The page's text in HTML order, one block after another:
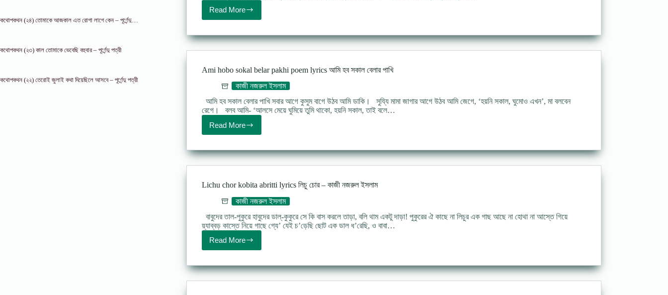
Read More
Manush
poem
Kazi
–
কাজী
নজরুল
ইসলাম
Ami hobo sokal belar pakhi poem lyrics আমি হব সকাল বেলার পাখি
কাজী নজরুল ইসলাম
আমি হব সকাল বেলার পাখি সবার আগে কুসুম বাগে উঠব আমি ডাকি। সুয্যি মামা জাগার আগে উঠব আমি জেগে, ‘হয়নি সকাল, ঘুমোও এখন’, মা বলবেন
রেগে। বলব আমি- ‘আলসে মেয়ে ঘুমিয়ে তুমি থাকো, হয়নি সকাল, তাই বলে…
Read More
Ami
hobo
belar
আমি
হব
সকাল
বেলার
পাখি
Lichu chor kobita abritti lyrics লিচু চোর – কাজী নজরুল ইসলাম
কাজী নজরুল ইসলাম
বাবুদের তাল-পুকুরে হাবুদের ডাল্-কুকুরে সে কি বাস করলে তাড়া, বলি থাম একটু দাড়া! পুকুরের ঐ কাছে না লিচুর এক গাছ আছে না হোথা না আস্তে গিয়ে
য়্যাব্বড় কাস্তে নিয়ে গাছে গ্যে’ যেই চ’ড়েছি ছোট এক ডাল ধ’রেছি, ও বাবা…
Read More
Lichu
chor
abritti
কথোপকথন (২৪) তোমাকে আজকাল এত রোগা লাগে কেন – পূর্ণেন্দু…
কথোপকথন (২৩) কাল তোমাকে ভেবেছি বহুবার – পূর্ণেন্দু পত্রী
কথোপকথন (২২) তেরোই জুলাই কথা দিয়েছিলে আসবে – পূর্ণেন্দু পত্রী